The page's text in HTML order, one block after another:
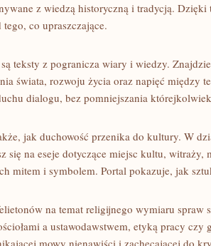
z wiedzą historyczną i tradycją.
co upraszczające.
teksty z pogranicza wiary i wiedzy.
świata, rozwoju życia oraz napięć między
dialogu, bez pomniejszania
jak duchowość przenika do kultury. W
się na eseje dotyczące miejsc kultu, witraży,
mitem i symbolem. Portal pokazuje, jak
na temat religijnego wymiaru spraw
a ustawodawstwem, etyką pracy
mowy nienawiści i zachęcającej do